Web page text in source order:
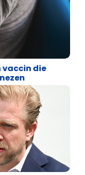
vaccin die